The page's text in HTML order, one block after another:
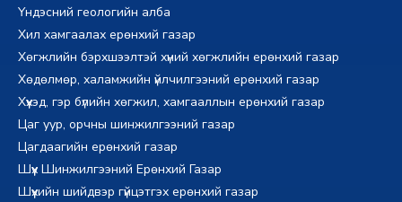
Үндэсний геологийн алба
Хил хамгаалах ерөнхий газар
Хөгжлийн бэрхшээлтэй хүний хөгжлийн ерөнхий газар
Хөдөлмөр, халамжийн үйлчилгээний ерөнхий газар
Хүүхэд, гэр бүлийн хөгжил, хамгааллын ерөнхий газар
Цаг уур, орчны шинжилгээний газар
Цагдаагийн ерөнхий газар
Шүүх Шинжилгээний Ерөнхий Газар
Шүүхийн шийдвэр гүйцэтгэх ерөнхий газар